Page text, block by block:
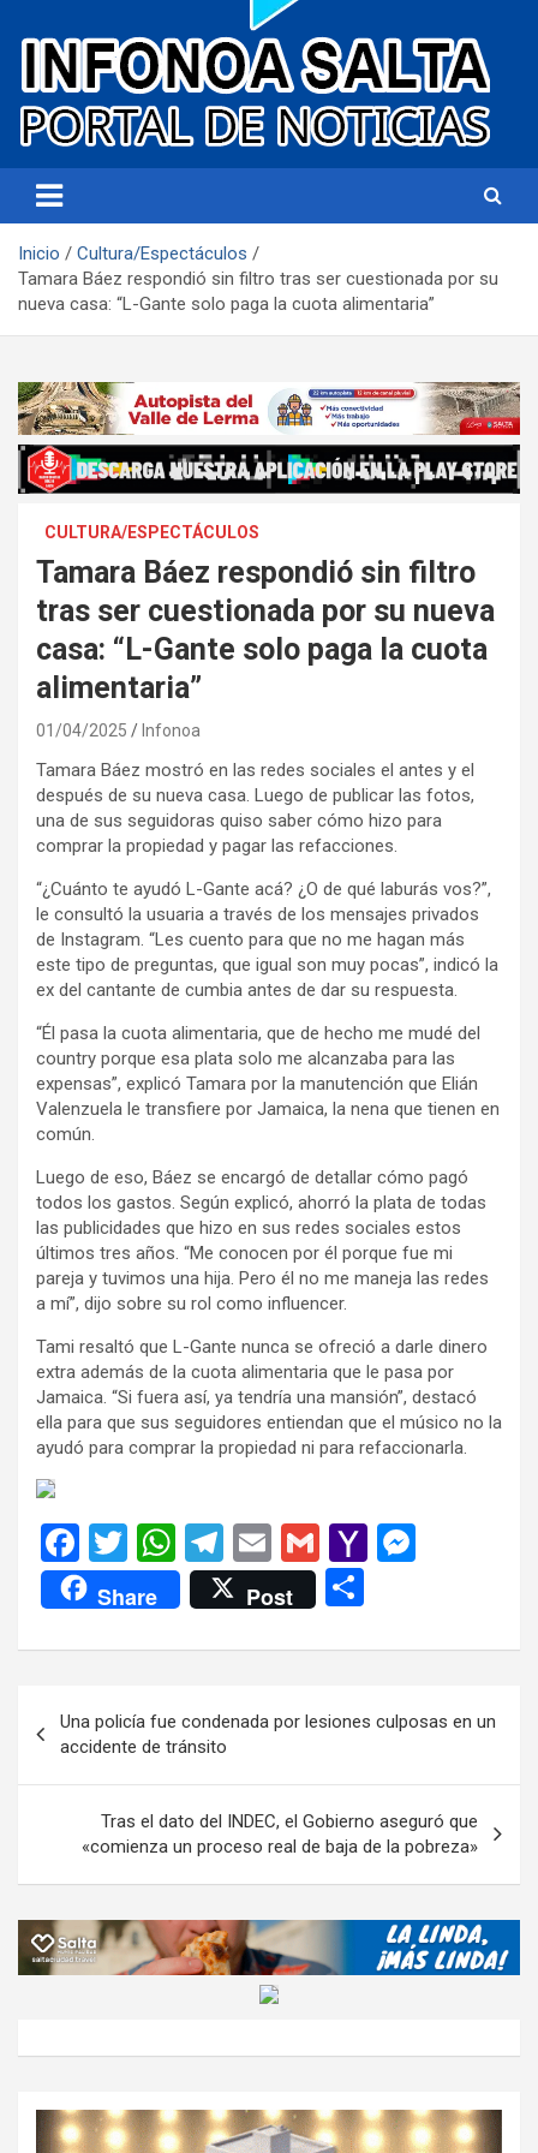
Infonoa Salta
Inicio
Cultura/Espectáculos
Tamara Báez respondió sin filtro tras ser cuestionada por su
nueva casa: “L-Gante solo paga la cuota alimentaria”
CULTURA/ESPECTÁCULOS
Tamara Báez respondió sin filtro
tras ser cuestionada por su nueva
casa: “L-Gante solo paga la cuota
alimentaria”
01/04/2025 Infonoa
Tamara Báez mostró en las redes sociales el antes y el
después de su nueva casa. Luego de publicar las fotos,
una de sus seguidoras quiso saber cómo hizo para
comprar la propiedad y pagar las refacciones.
“¿Cuánto te ayudó L-Gante acá? ¿O de qué laburás vos?”,
le consultó la usuaria a través de los mensajes privados
de Instagram. “Les cuento para que no me hagan más
este tipo de preguntas, que igual son muy pocas”, indicó la
ex del cantante de cumbia antes de dar su respuesta.
“Él pasa la cuota alimentaria, que de hecho me mudé del
country porque esa plata solo me alcanzaba para las
expensas”, explicó Tamara por la manutención que Elián
Valenzuela le transfiere por Jamaica, la nena que tienen en
común.
Luego de eso, Báez se encargó de detallar cómo pagó
todos los gastos. Según explicó, ahorró la plata de todas
las publicidades que hizo en sus redes sociales estos
últimos tres años. “Me conocen por él porque fue mi
pareja y tuvimos una hija. Pero él no me maneja las redes
a mí”, dijo sobre su rol como influencer.
Tami resaltó que L-Gante nunca se ofreció a darle dinero
extra además de la cuota alimentaria que le pasa por
Jamaica. “Si fuera así, ya tendría una mansión”, destacó
ella para que sus seguidores entiendan que el músico no la
ayudó para comprar la propiedad ni para refaccionarla.
F
a
ce
b
o
k
T
wi
tt
er
W
h
at
s
p
p
T
el
e
gr
m
E
m
ail
G
m
ail
Y
o
M
ail
n
er
Share Post
m
ar
tir
de
entradas
Una policía fue condenada por lesiones culposas en un
accidente de tránsito
Tras el dato del INDEC, el Gobierno aseguró que
«comienza un proceso real de baja de la pobreza»